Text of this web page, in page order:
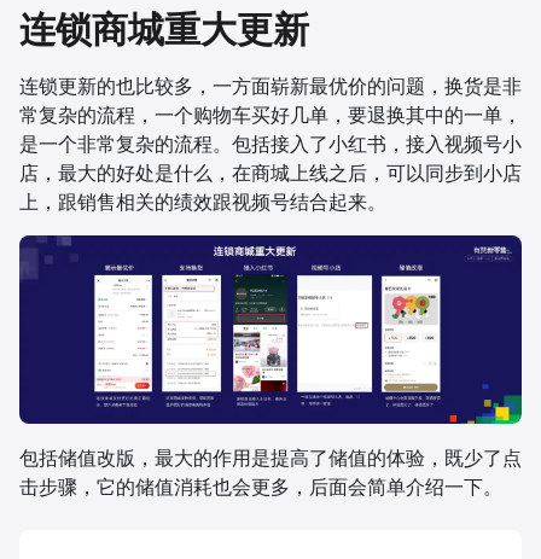
连锁商城重大更新
连锁更新的也比较多，一方面崭新最优价的问题，换货是非
常复杂的流程，一个购物车买好几单，要退换其中的一单，
是一个非常复杂的流程。包括接入了小红书，接入视频号小
店，最大的好处是什么，在商城上线之后，可以同步到小店
上，跟销售相关的绩效跟视频号结合起来。
包括储值改版，最大的作用是提高了储值的体验，既少了点
击步骤，它的储值消耗也会更多，后面会简单介绍一下。